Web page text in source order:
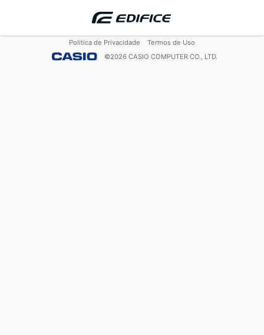
Política de Privacidade
Termos de Uso
©2026 CASIO COMPUTER CO., LTD.